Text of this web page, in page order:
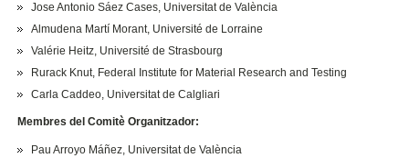
Jose Antonio Sáez Cases, Universitat de València
Almudena Martí Morant, Université de Lorraine
Valérie Heitz, Université de Strasbourg
Rurack Knut, Federal Institute for Material Research and Testing
Carla Caddeo, Universitat de Calgliari
Membres del Comitè Organitzador:
Pau Arroyo Máñez, Universitat de València